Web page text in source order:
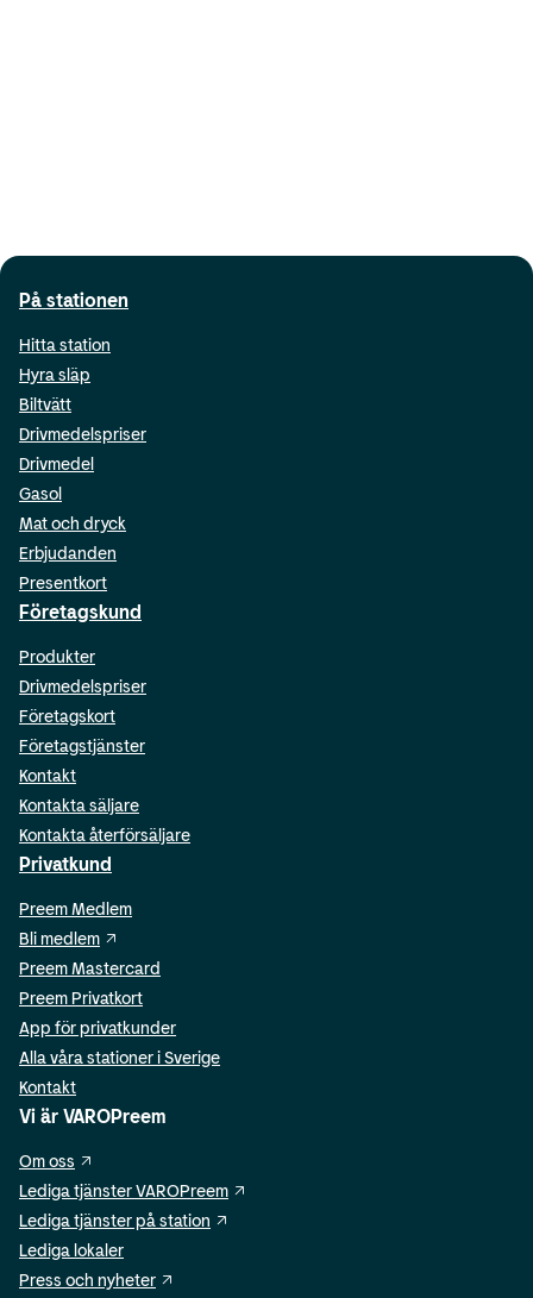
På stationen
Hitta station
Hyra släp
Biltvätt
Drivmedelspriser
Drivmedel
Gasol
Mat och dryck
Erbjudanden
Presentkort
Företagskund
Produkter
Drivmedelspriser
Företagskort
Företagstjänster
Kontakt
Kontakta säljare
Kontakta återförsäljare
Privatkund
Preem Medlem
Bli medlem
Preem Mastercard
Preem Privatkort
App för privatkunder
Alla våra stationer i Sverige
Kontakt
Vi är VAROPreem
Om oss
Lediga tjänster VAROPreem
Lediga tjänster på station
Lediga lokaler
Press och nyheter